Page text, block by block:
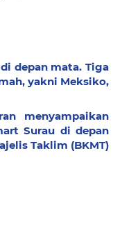
depan mata. Tiga
yakni Meksiko,
menyampaikan
Surau di depan
Taklim (BKMT)